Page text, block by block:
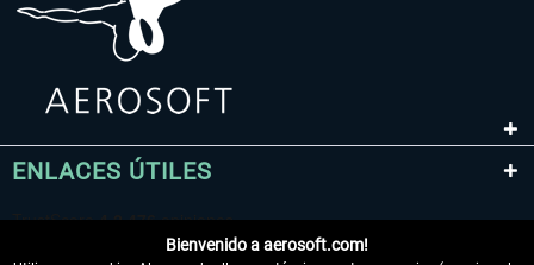
ENLACES ÚTILES
Bienvenido a aerosoft.com!